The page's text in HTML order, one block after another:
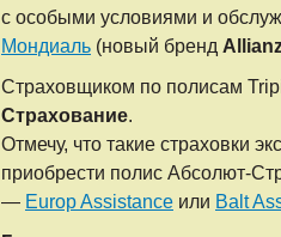
с особыми условиями и
Мондиаль (новый бренд
Страховщиком по полисам
Страхование.
Отмечу, что такие страховки
приобрести полис Абсолют-
— Europ Assistance или Balt